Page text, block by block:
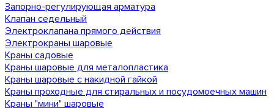
Запорно-регулирующая арматура
Клапан седельный
Электроклапана прямого действия
Электрокраны шаровые
Краны садовые
Краны шаровые для металопластика
Краны шаровые с накидной гайкой
Краны проходные для стиральных и посудомоечных машин
Краны "мини" шаровые